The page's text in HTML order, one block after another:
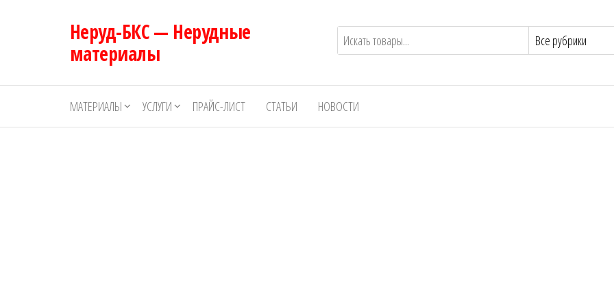
Неруд-БКС — Нерудные
материалы
МАТЕРИАЛЫ УСЛУГИ ПРАЙС-ЛИСТ СТАТЬИ НОВОСТИ